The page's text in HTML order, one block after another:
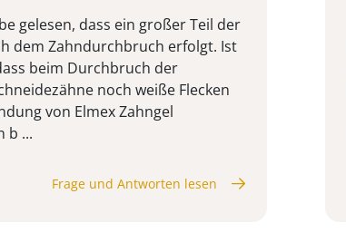
gelesen, dass ein großer Teil der
dem Zahndurchbruch erfolgt. Ist
beim Durchbruch der
noch weiße Flecken
von Elmex Zahngel
b ...
Frage und Antworten lesen